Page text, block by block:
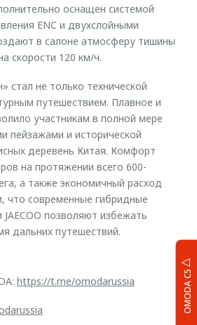
OMODA C5
оснащен системой
ENC и двухслойными
в салоне атмосферу тишины
скорости 120 км/ч.
стал не только технической
путешествием. Плавное и
участникам в полной мере
пейзажами и исторической
деревень Китая. Комфорт
на протяжении всего 600-
а также экономичный расход
что современные гибридные
JAECOO позволяют избежать
дальних путешествий.
https://t.me/omodarussia